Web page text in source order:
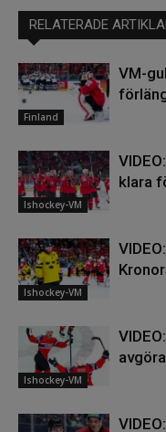
RELATERADE
Finland
VM-
Ishockey-VM
klara
Ishockey-VM
Ishockey-VM